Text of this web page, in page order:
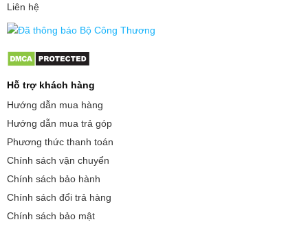
Liên hệ
Hỗ trợ khách hàng
Hướng dẫn mua hàng
Hướng dẫn mua trả góp
Phương thức thanh toán
Chính sách vận chuyển
Chính sách bảo hành
Chính sách đổi trả hàng
Chính sách bảo mật